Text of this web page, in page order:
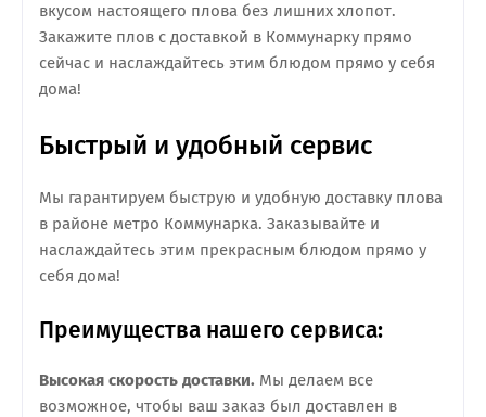
вкусом настоящего плова без лишних хлопот.
Закажите плов с доставкой в Коммунарку прямо
сейчас и наслаждайтесь этим блюдом прямо у себя
дома!
Быстрый и удобный сервис
Мы гарантируем быструю и удобную доставку плова
в районе метро Коммунарка. Заказывайте и
наслаждайтесь этим прекрасным блюдом прямо у
себя дома!
Преимущества нашего сервиса:
Высокая скорость доставки. Мы делаем все
возможное, чтобы ваш заказ был доставлен в